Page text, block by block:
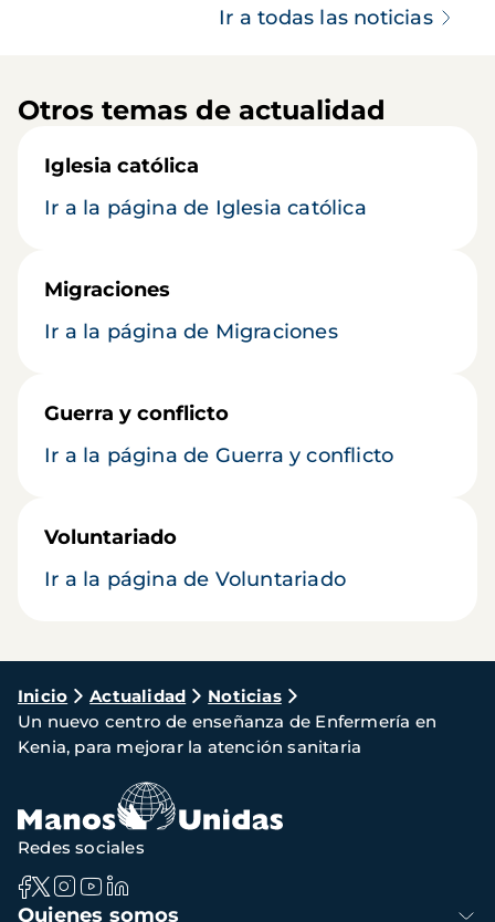
Ir a todas las noticias
Otros temas de actualidad
Iglesia católica
Ir a la página de Iglesia católica
Migraciones
Ir a la página de Migraciones
Guerra y conflicto
Ir a la página de Guerra y conflicto
Voluntariado
Ir a la página de Voluntariado
Ruta
de
navegación
Inicio Actualidad
Noticias
Un nuevo centro de enseñanza de Enfermería en
Kenia, para mejorar la atención sanitaria
Navegación
Quienes somos
Redes sociales